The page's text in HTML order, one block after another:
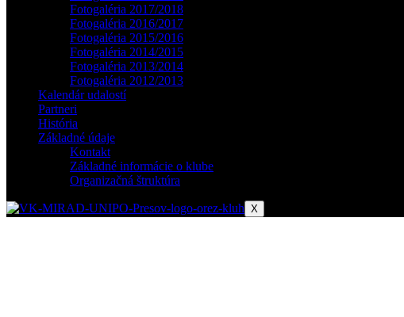
Fotogaléria 2017/2018
Fotogaléria 2016/2017
Fotogaléria 2015/2016
Fotogaléria 2014/2015
Fotogaléria 2013/2014
Fotogaléria 2012/2013
Kalendár udalostí
Partneri
História
Základné údaje
Kontakt
Základné informácie o klube
Organizačná štruktúra
X